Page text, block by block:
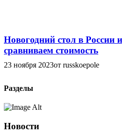
Новогодний стол в России
сравниваем стоимость
23 ноября 2023от russkoepole
Разделы
Новости